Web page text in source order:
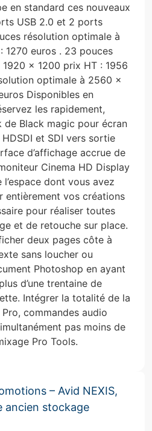
en standard ces nouveaux
USB 2.0 et 2 ports
résolution optimale à
1270 euros . 23 pouces
x 1200 prix HT : 1956
optimale à 2560 x
Disponibles en
les rapidement,
Black magic pour écran
et SDI vers sortie
d’affichage accrue de
Cinema HD Display
dont vous avez
entièrement vos créations
pour réaliser toutes
et de retouche sur place.
deux pages côte à
sans loucher ou
Photoshop en ayant
d’une trentaine de
Intégrer la totalité de la
commandes audio
pas moins de
Pro Tools.
– Avid NEXIS,
ancien stockage